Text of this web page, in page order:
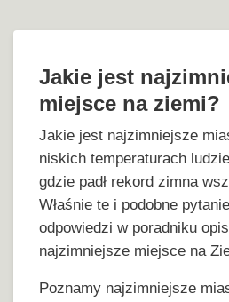
Jakie jest
miejsce na ziemi?
Jakie jest najzimniejsze
niskich temperaturach
gdzie padł rekord zimna
Właśnie te i podobne
odpowiedzi w poradniku
najzimniejsze miejsce na
Poznamy najzimniejsze